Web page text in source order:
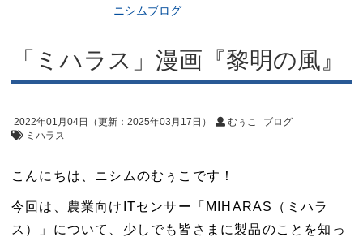
検索
課題別のご相談
会社情報
採用情報
お問い合わせ
ニシムブログ
「ミハラス」漫画『黎明の風』
2022年01月04日 （更新： 2025年03月17日 ） むぅこ
ブログ
ミハラス
こんにちは、ニシムのむぅこです！
今回は、農業向けITセンサー「MIHARAS（ミハラ
ス）」について、少しでも皆さまに製品のことを知っ